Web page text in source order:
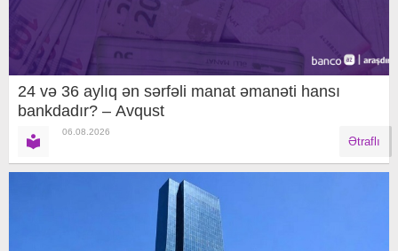
24 və 36 aylıq ən sərfəli manat əmanəti hansı
bankdadır? – Avqust
06.08.2026
Ətraflı